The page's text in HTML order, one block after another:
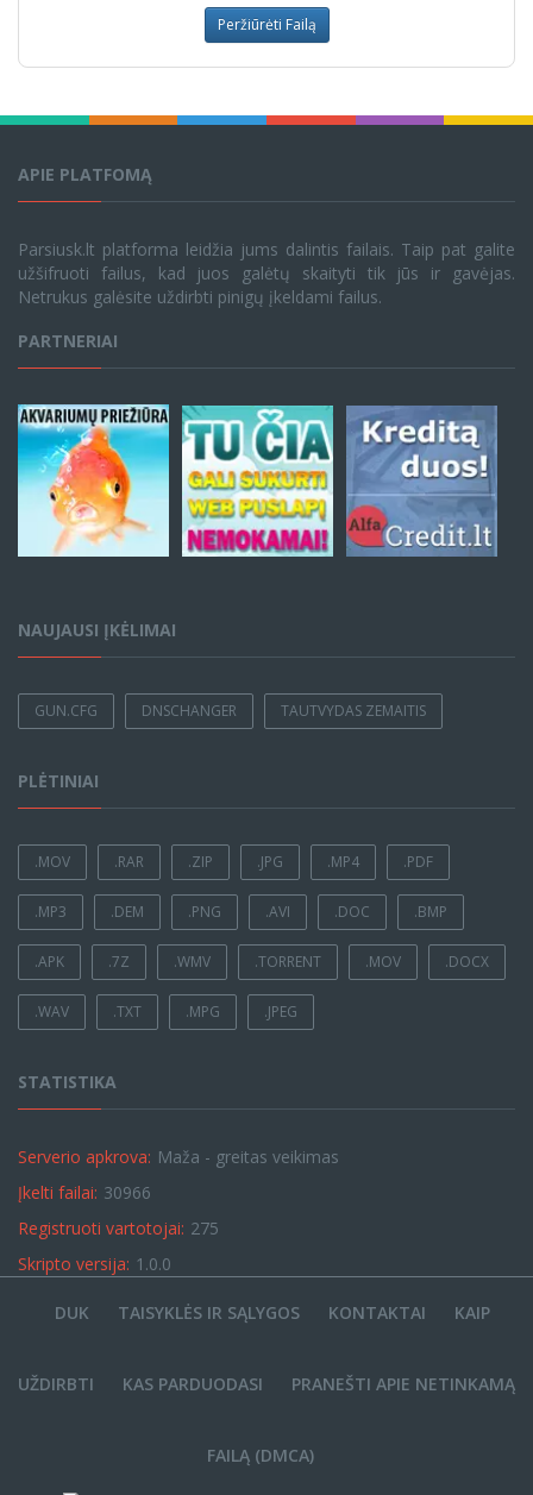
Peržiūrėti Failą
APIE PLATFOMĄ
Parsiusk.lt platforma leidžia jums dalintis failais. Taip pat galite
užšifruoti failus, kad juos galėtų skaityti tik jūs ir gavėjas.
Netrukus galėsite uždirbti pinigų įkeldami failus.
PARTNERIAI
NAUJAUSI ĮKĖLIMAI
GUN.CFG DNSCHANGER TAUTVYDAS ZEMAITIS
PLĖTINIAI
.MOV .RAR .ZIP .JPG .MP4 .PDF
.MP3 .DEM .PNG .AVI .DOC .BMP
.APK .7Z .WMV .TORRENT .MOV .DOCX
.WAV .TXT .MPG .JPEG
STATISTIKA
Serverio apkrova: Maža - greitas veikimas
Įkelti failai: 30966
Registruoti vartotojai: 275
Skripto versija: 1.0.0
DUK TAISYKLĖS IR SĄLYGOS KONTAKTAI KAIP
UŽDIRBTI KAS PARDUODASI PRANEŠTI APIE NETINKAMĄ
FAILĄ (DMCA)